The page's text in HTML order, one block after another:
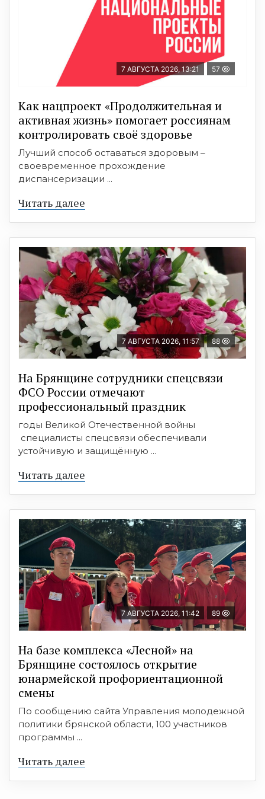
7 АВГУСТА 2026, 13:21 57
Как нацпроект «Продолжительная и
активная жизнь» помогает россиянам
контролировать своё здоровье
Лучший способ оставаться здоровым –
своевременное прохождение
диспансеризации ...
Читать далее
7 АВГУСТА 2026, 11:57 88
На Брянщине сотрудники спецсвязи
ФСО России отмечают
профессиональный праздник
годы Великой Отечественной войны
специалисты спецсвязи обеспечивали
устойчивую и защищённую ...
Читать далее
7 АВГУСТА 2026, 11:42 89
На базе комплекса «Лесной» на
Брянщине состоялось открытие
юнармейской профориентационной
смены
По сообщению сайта Управления молодежной
политики брянской области, 100 участников
программы ...
Читать далее